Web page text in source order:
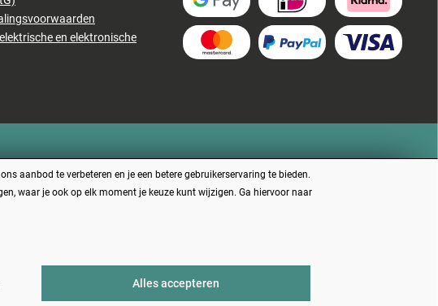
en elektronische
aanbod te verbeteren en je een betere gebruikerservaring te bieden.
waar je ook op elk moment je keuze kunt wijzigen. Ga hiervoor naar
Alles accepteren